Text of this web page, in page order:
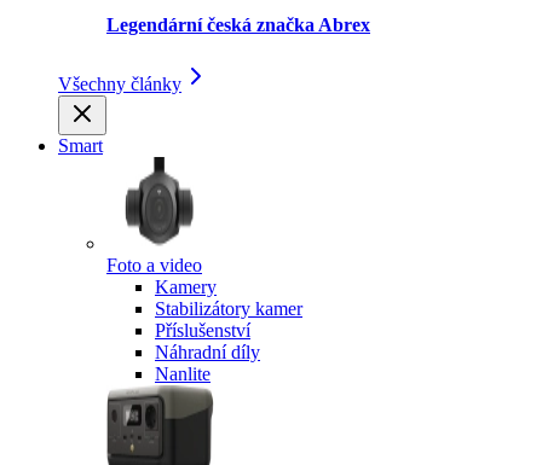
Legendární česká značka Abrex
Všechny články
Smart
Foto a video
Kamery
Stabilizátory kamer
Příslušenství
Náhradní díly
Nanlite